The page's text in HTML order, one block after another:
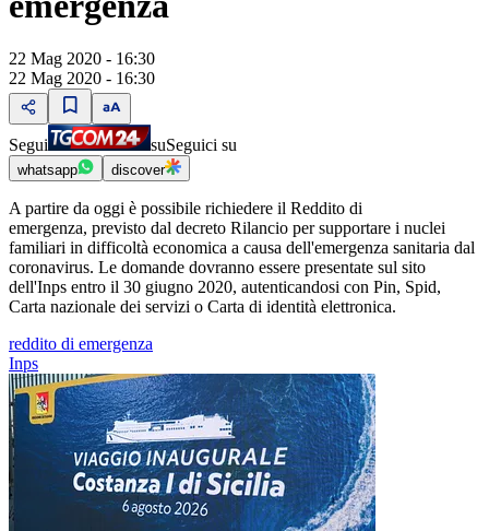
22 Mag 2020 - 16:30
22 Mag 2020 - 16:30
Segui suSeguici su
whatsapp discover
A partire da oggi è possibile richiedere il Reddito di
emergenza, previsto dal decreto Rilancio per supportare i nuclei
familiari in difficoltà economica a causa dell'emergenza sanitaria dal
coronavirus. Le domande dovranno essere presentate sul sito
dell'Inps entro il 30 giugno 2020, autenticandosi con Pin, Spid,
Carta nazionale dei servizi o Carta di identità elettronica.
reddito di emergenza
Inps